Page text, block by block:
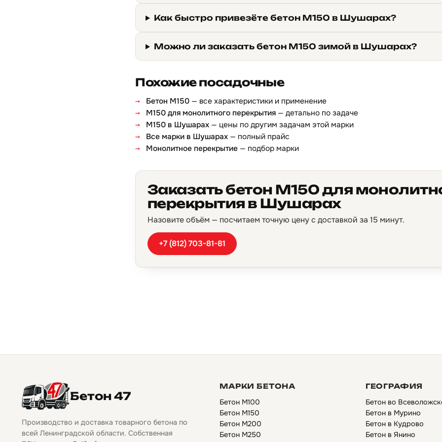
Как быстро привезёте бетон М150 в Шушарах?
Можно ли заказать бетон М150 зимой в Шушарах?
Похожие посадочные
Бетон М150 — все характеристики и применение
М150 для монолитного перекрытия — детально по задаче
М150 в Шушарах — цены по другим задачам этой марки
Все марки в Шушарах — полный прайс
Монолитное перекрытие — подбор марки
Заказать бетон М150 для
перекрытия в Шушарах
Назовите объём — посчитаем точную цену с доставкой за 15 минут.
+7 (812) 703-81-81
Бетон 47
Производство и доставка товарного бетона по
всей Ленинградской области. Собственная
МАРКИ БЕТОНА
Бетон М100
Бетон М150
Бетон М200
Бетон М250
ГЕОГРАФИЯ
Бетон во
Бетон в Мурино
Бетон в Кудрово
Бетон в Янино